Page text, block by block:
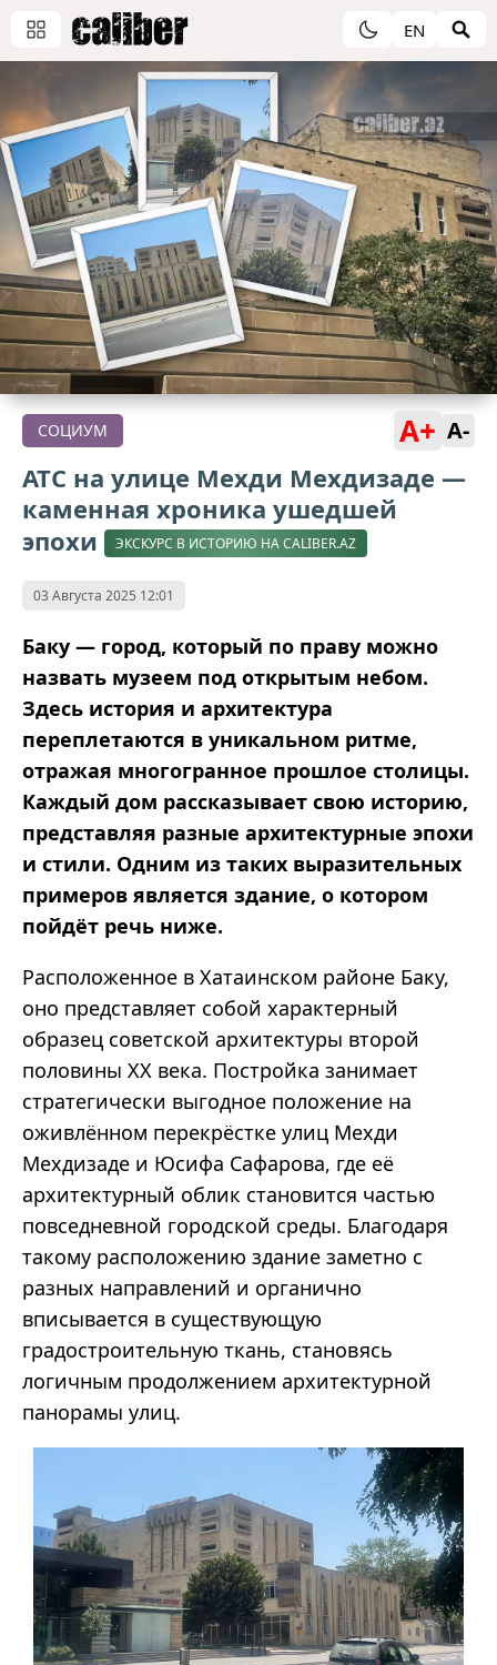
EN
СОЦИУМ A+ A-
АТС на улице Мехди Мехдизаде —
каменная хроника ушедшей
эпохи
ЭКСКУРС В ИСТОРИЮ НА CALIBER.AZ
03 Августа 2025 12:01
Баку — город, который по праву можно
назвать музеем под открытым небом.
Здесь история и архитектура
переплетаются в уникальном ритме,
отражая многогранное прошлое столицы.
Каждый дом рассказывает свою историю,
представляя разные архитектурные эпохи
и стили. Одним из таких выразительных
примеров является здание, о котором
пойдёт речь ниже.
Расположенное в Хатаинском районе Баку,
оно представляет собой характерный
образец советской архитектуры второй
половины XX века. Постройка занимает
стратегически выгодное положение на
оживлённом перекрёстке улиц Мехди
Мехдизаде и Юсифа Сафарова, где её
архитектурный облик становится частью
повседневной городской среды. Благодаря
такому расположению здание заметно с
разных направлений и органично
вписывается в существующую
градостроительную ткань, становясь
логичным продолжением архитектурной
панорамы улиц.